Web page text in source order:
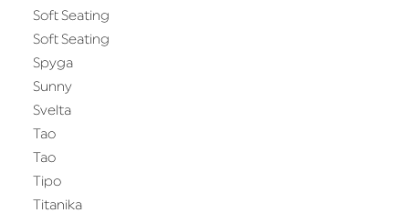
Soft Seating
Soft Seating
Spyga
Sunny
Svelta
Tao
Tao
Tipo
Titanika